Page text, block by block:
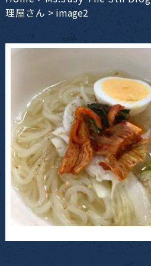
理屋さん > image2